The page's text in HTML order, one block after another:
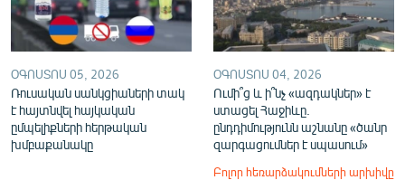
ՕԳՈՍՏՈՍ 05, 2026
Ռուսական սանկցիաների տակ
է հայտնվել հայկական
ըմպելիքների հերթական
խմբաքանակը
ՕԳՈՍՏՈՍ 04, 2026
Ումի՞ց և ի՞նչ «ազդակներ» է
ստացել Հաջիևը.
ընդդիմությունն աշնանը «ծանր
զարգացումներ է սպասում»
Բոլոր հեռարձակումների արխիվը